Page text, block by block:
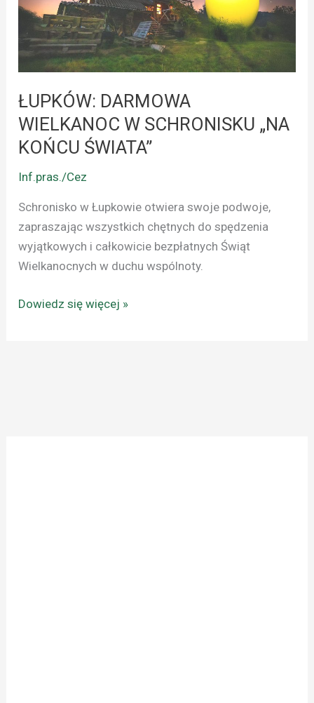
ŁUPKÓW: DARMOWA
WIELKANOC W SCHRONISKU „NA
KOŃCU ŚWIATA”
Inf.pras./Cez
Schronisko w Łupkowie otwiera swoje podwoje,
zapraszając wszystkich chętnych do spędzenia
wyjątkowych i całkowicie bezpłatnych Świąt
Wielkanocnych w duchu wspólnoty.
SCHRONISKU
„NA
KOŃCU
ŚWIATA”
Dowiedz się więcej »